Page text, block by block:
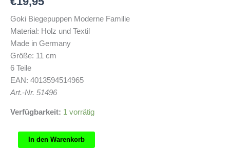
Goki Biegepuppen Moderne Familie
Material: Holz und Textil
Made in Germany
Größe: 11 cm
6 Teile
EAN: 4013594514965
Art.-Nr. 51496
Verfügbarkeit: 1 vorrätig
Biegepuppen
In den Warenkorb